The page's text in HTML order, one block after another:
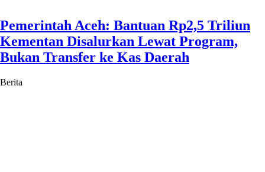
Pemerintah Aceh: Bantuan Rp2,5 Triliun
Kementan Disalurkan Lewat Program,
Bukan Transfer ke Kas Daerah
Berita